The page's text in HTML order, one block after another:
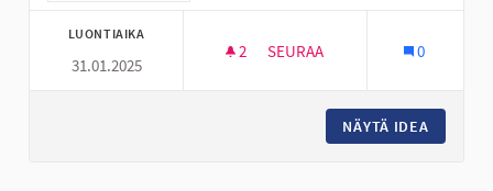
LUONTIAIKA
31.01.2025
2 2 SEURAAJAA
SEURAA 0
NÄYTÄ IDEA